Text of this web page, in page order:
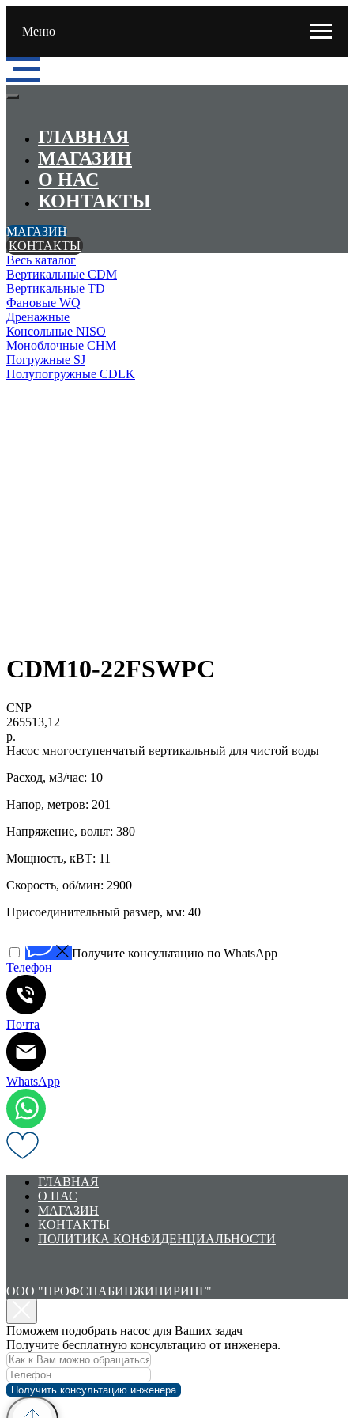
Меню
ГЛАВНАЯ
МАГАЗИН
О НАС
КОНТАКТЫ
МАГАЗИН
КОНТАКТЫ
Весь каталог
Вертикальные CDM
Вертикальные TD
Фановые WQ
Дренажные
Консольные NISO
Моноблочные CHМ
Погружные SJ
Полупогружные CDLK
CDM10-22FSWPC
CNP
265513,12
р.
Нacоc многоступенчатый вертикaльный для чистoй воды
Расход, м3/час: 10
Напор, метров: 201
Напряжение, вольт: 380
Мощность, кВТ: 11
Скорость, об/мин: 2900
Присоединительный размер, мм: 40
Получите консультацию по WhatsApp
Телефон
Почта
WhatsApp
ГЛАВНАЯ
О НАС
МАГАЗИН
КОНТАКТЫ
ПОЛИТИКА КОНФИДЕНЦИАЛЬНОСТИ
ООО "ПРОФСНАБИНЖИНИРИНГ"
Поможем подобрать насос для Ваших задач
Получите бесплатную консультацию от инженера.
Получить консультацию инженера